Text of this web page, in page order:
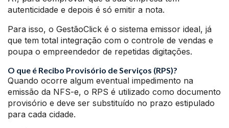
autenticidade e depois é só emitir a nota.
Para isso, o GestãoClick é o sistema emissor ideal, já
que tem total integração com o controle de vendas e
poupa o empreendedor de repetidas digitações.
O que é Recibo Provisório de Serviços (RPS)?
Quando ocorre algum eventual impedimento na
emissão da NFS-e, o RPS é utilizado como documento
provisório e deve ser substituído no prazo estipulado
para cada cidade.